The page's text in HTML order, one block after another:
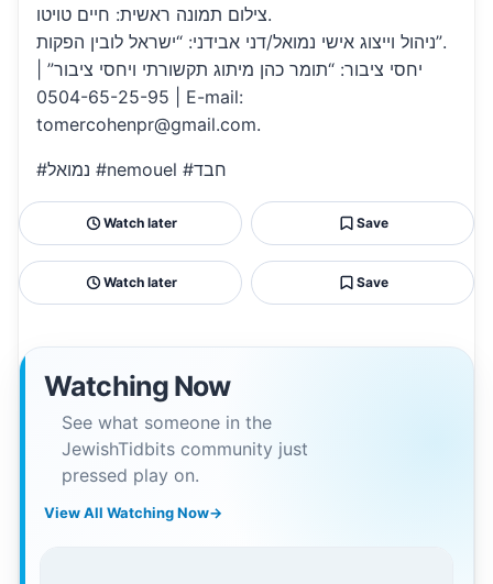
צילום תמונה ראשית: חיים טויטו.
ניהול וייצוג אישי נמואל/דני אבידני: “ישראל לובין הפקות”.
יחסי ציבור: “תומר כהן מיתוג תקשורתי ויחסי ציבור” |
0504-65-25-95 | E-mail:
tomercohenpr@gmail.com.
#נמואל #nemouel #חבד
Watch later Save
Watch later Save
Watching Now
See what someone in the
JewishTidbits community just
pressed play on.
View All Watching Now→